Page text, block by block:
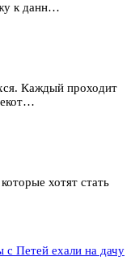
к данн…
Каждый проходит
хотят стать
с Петей ехали на дачу